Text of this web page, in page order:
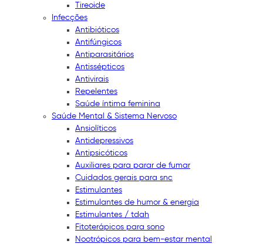
Tireoide
Infecções
Antibióticos
Antifúngicos
Antiparasitários
Antissépticos
Antivirais
Repelentes
Saúde íntima feminina
Saúde Mental & Sistema Nervoso
Ansiolíticos
Antidepressivos
Antipsicóticos
Auxiliares para parar de fumar
Cuidados gerais para snc
Estimulantes
Estimulantes de humor & energia
Estimulantes / tdah
Fitoterápicos para sono
Nootrópicos para bem-estar mental